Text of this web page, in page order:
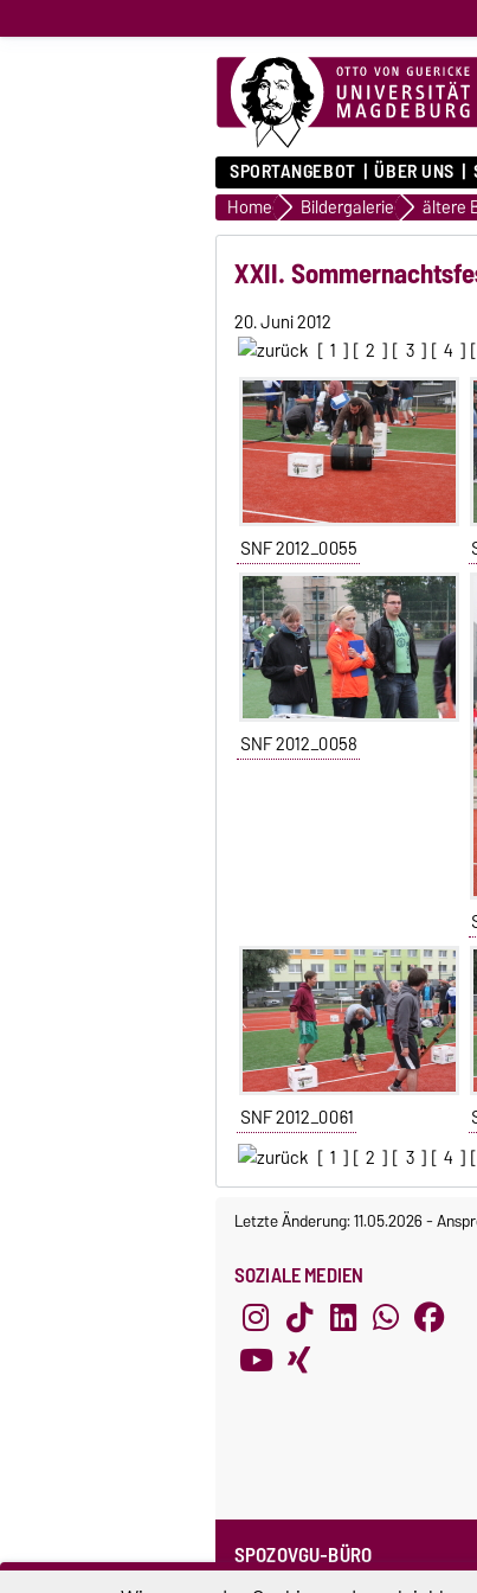
SPORTANGEBOT ÜBER UNS
Home Bildergalerie ältere
XXII.
20. Juni 2012
[ 1 ] [ 2 ] [ 3 ] [ 4 ] [
SNF 2012_0055
SNF 2012_0058
SNF 2012_0061
[ 1 ] [ 2 ] [ 3 ] [ 4 ] [
Letzte Änderung: 11.05.2026-
SOZIALE MEDIEN
SPOZOVGU-BÜRO